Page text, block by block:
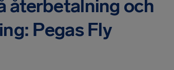
återbetalning och
Pegas Fly